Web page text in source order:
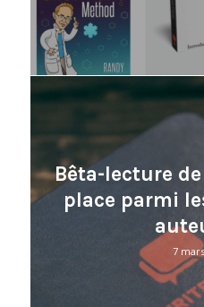
Bêta-lecture
place parmi
7